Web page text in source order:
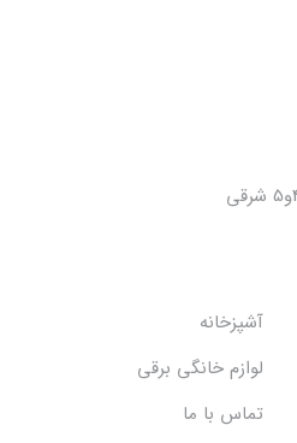
آشپزخانه
لوازم خانگی برقی
تماس با ما